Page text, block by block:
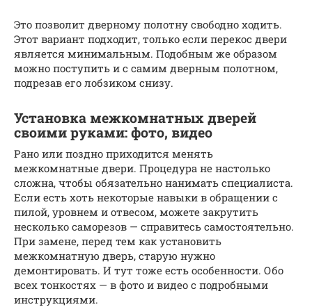
Это позволит дверному полотну свободно ходить.
Этот вариант подходит, только если перекос двери
является минимальным. Подобным же образом
можно поступить и с самим дверным полотном,
подрезав его лобзиком снизу.
Установка межкомнатных дверей
своими руками: фото, видео
Рано или поздно приходится менять
межкомнатные двери. Процедура не настолько
сложна, чтобы обязательно нанимать специалиста.
Если есть хоть некоторые навыки в обращении с
пилой, уровнем и отвесом, можете закрутить
несколько саморезов — справитесь самостоятельно.
При замене, перед тем как установить
межкомнатную дверь, старую нужно
демонтировать. И тут тоже есть особенности. Обо
всех тонкостях — в фото и видео с подробными
инструкциями.